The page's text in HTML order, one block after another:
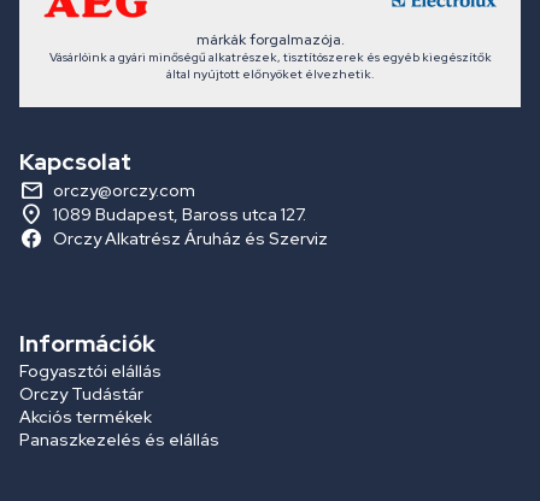
márkák forgalmazója.
Vásárlóink a gyári minőségű alkatrészek, tisztítószerek és egyéb kiegészítők
által nyújtott előnyöket élvezhetik.
Kapcsolat
orczy@orczy.com
1089 Budapest, Baross utca 127.
Orczy Alkatrész Áruház és Szerviz
Információk
Fogyasztói elállás
Orczy Tudástár
Akciós termékek
Panaszkezelés és elállás